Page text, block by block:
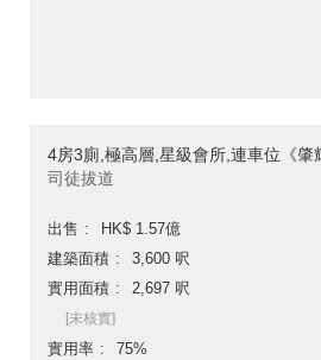
4房3廁,極高層,星級會所,連車位《肇
司徒拔道
出售
HK$ 1.57億
建築面積
3,600 呎
實用面積
2,697 呎
[未核實]
實用率
75%